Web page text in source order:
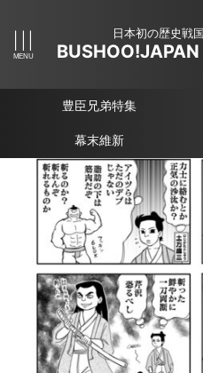
日本初の歴史戦
BUSHOO!JAPAN
豊臣兄弟特集
幕末維新